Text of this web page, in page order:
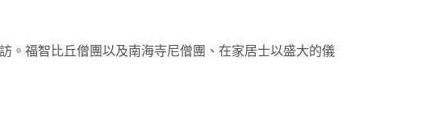
。福智比丘僧團以及南海寺尼僧團、在家居士以盛大的儀